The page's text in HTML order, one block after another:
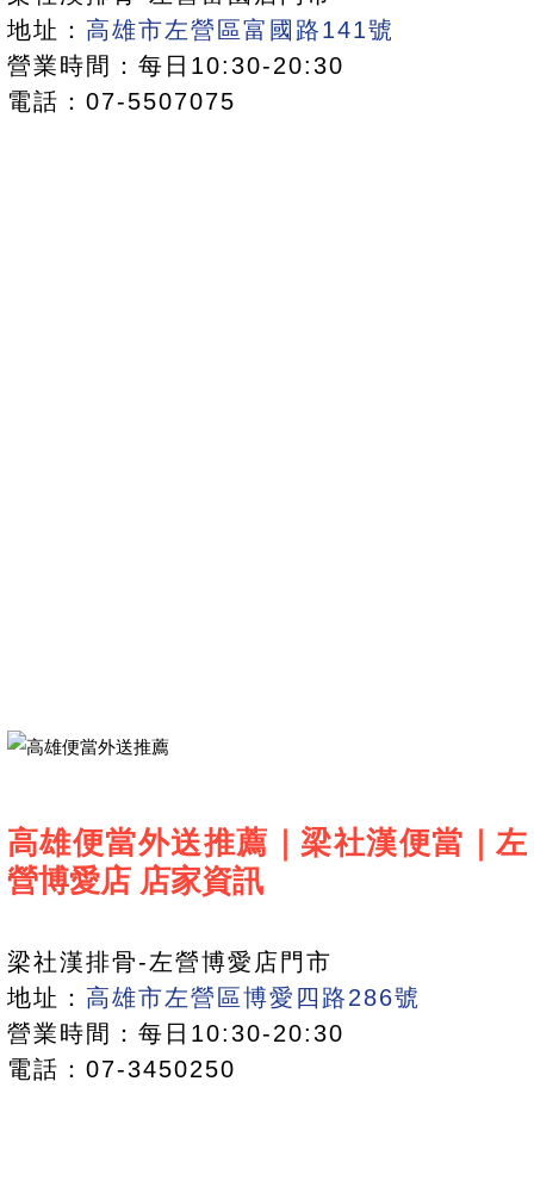
地址： 高雄市左營區富國路141號
營業時間：每日10:30-20:30
電話：07-5507075
高雄便當外送推薦｜梁社漢便當｜左
營博愛店 店家資訊
梁社漢排骨-左營博愛店門市
地址： 高雄市左營區博愛四路286號
營業時間：每日10:30-20:30
電話：07-3450250